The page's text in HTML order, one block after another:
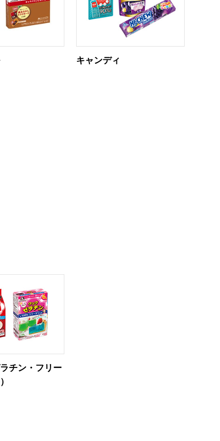
キャンディ
チン・フリー